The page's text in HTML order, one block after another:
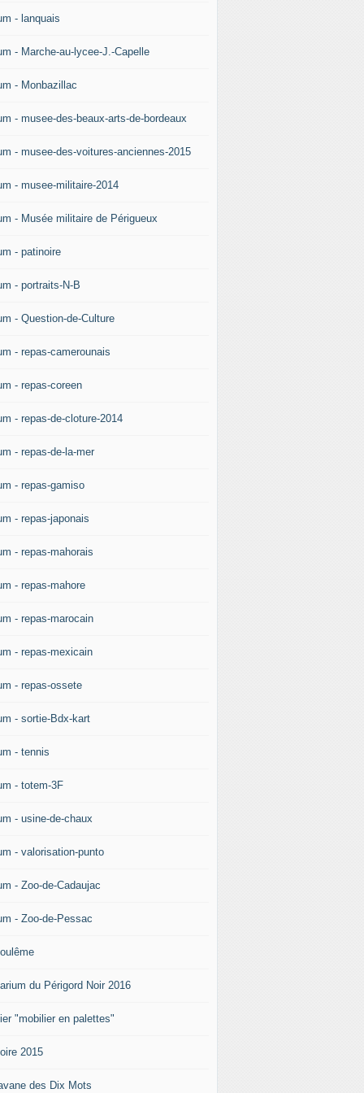
- lanquais
- Marche-au-lycee-J.-Capelle
- Monbazillac
- musee-des-beaux-arts-de-bordeaux
- musee-des-voitures-anciennes-2015
- musee-militaire-2014
- Musée militaire de Périgueux
- patinoire
- portraits-N-B
- Question-de-Culture
- repas-camerounais
- repas-coreen
- repas-de-cloture-2014
- repas-de-la-mer
- repas-gamiso
- repas-japonais
- repas-mahorais
- repas-mahore
- repas-marocain
- repas-mexicain
- repas-ossete
- sortie-Bdx-kart
- tennis
- totem-3F
- usine-de-chaux
- valorisation-punto
- Zoo-de-Cadaujac
- Zoo-de-Pessac
du Périgord Noir 2016
"mobilier en palettes"
2015
des Dix Mots